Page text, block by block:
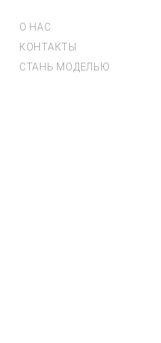
О НАС
КОНТАКТЫ
СТАНЬ МОДЕЛЬЮ